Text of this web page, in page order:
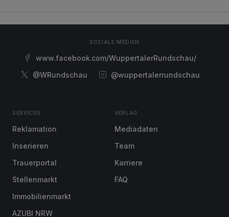
SOZIALE MEDIEN
www.facebook.com/WuppertalerRundschau/
@WRundschau
@wuppertalerrundschau
SERVICES
Reklamation
Inserieren
Trauerportal
Stellenmarkt
Immobilienmarkt
AZUBI NRW
VERLAG
Mediadaten
Team
Karriere
FAQ